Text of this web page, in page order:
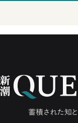
蓄積された知